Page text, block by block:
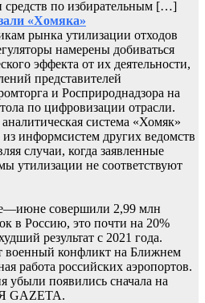
средств по избирательным […]
«Хомяка»
рынка утилизации отходов
намерены добиваться
эффекта от их деятельности,
представителей
и Росприроднадзора на
по цифровизации отрасли.
система «Хомяк»
из информсистем других ведомств
случаи, когда заявленные
утилизации не соответствуют
совершили 2,99 млн
в Россию, это почти на 20%
результат с 2021 года.
военный конфликт на Ближнем
работа российских аэропортов.
появились сначала на
GAZЕТА.